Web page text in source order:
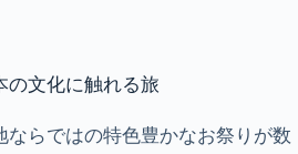
の文化に触れる旅
ならではの特色豊かなお祭りが数